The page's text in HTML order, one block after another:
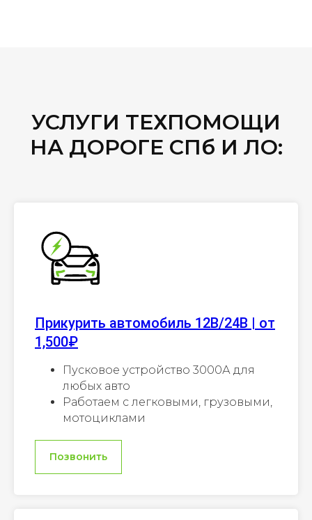
УСЛУГИ ТЕХПОМОЩИ
НА ДОРОГЕ СПб И ЛО:
Прикурить автомобиль 12В/24В | от
1,500₽
Пусковое устройство 3000А для
любых авто
Работаем с легковыми, грузовыми,
мотоциклами
Позвонить